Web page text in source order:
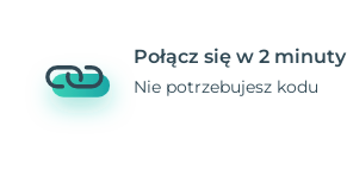
Połącz się w 2 minuty
Nie potrzebujesz kodu